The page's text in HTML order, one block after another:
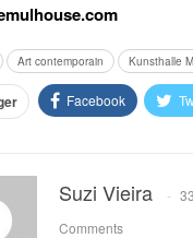
Art contemporain Kunsthalle
Facebook
Suzi Vieira
Comments